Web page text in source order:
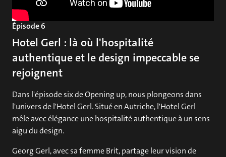
Épisode 6
Hotel Gerl : là où l'hospitalité
authentique et le design impeccable se
rejoignent
Dans l'épisode six de Opening up, nous plongeons dans
l'univers de l'Hotel Gerl. Situé en Autriche, l'Hotel Gerl
mêle avec élégance une hospitalité authentique à un sens
aigu du design.
Georg Gerl, avec sa femme Brit, partage leur vision de